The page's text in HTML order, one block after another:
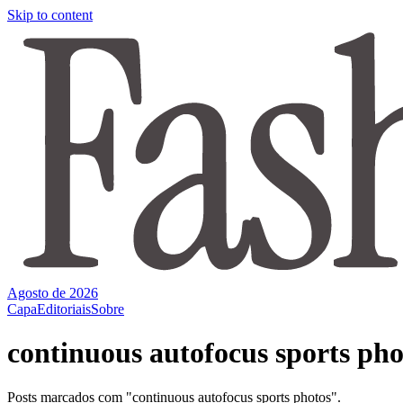
Skip to content
Agosto de 2026
CapaEditoriaisSobre
continuous autofocus sports
Posts marcados com "continuous autofocus sports photos".